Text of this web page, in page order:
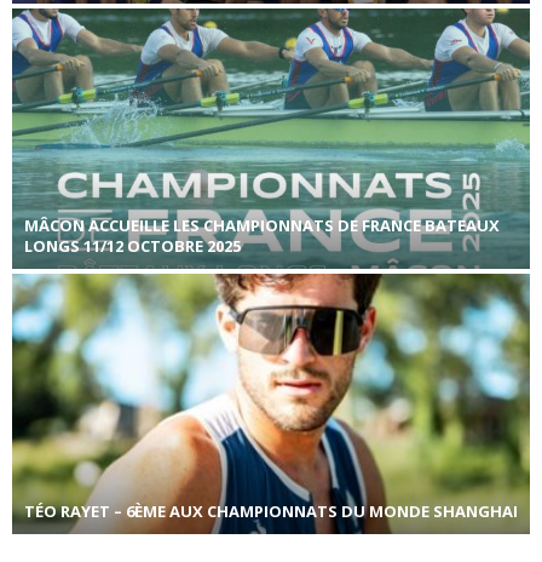
MÂCON ACCUEILLE LES CHAMPIONNATS DE FRANCE BATEAUX
LONGS 11/12 OCTOBRE 2025
TÉO RAYET – 6ÈME AUX CHAMPIONNATS DU MONDE SHANGHAI